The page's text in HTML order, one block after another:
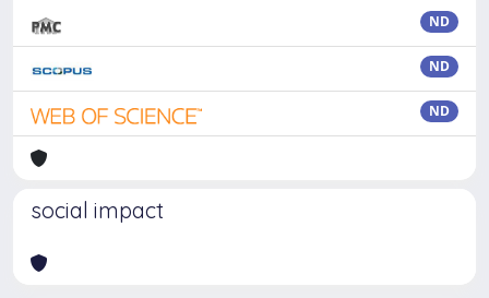
ND
ND
ND
social impact